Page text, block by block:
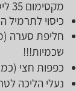
מקסימום 35 ליטר !!!
כיסוי לתרמיל
חליפת סערה
שכמיות!!!
כפפות חצי
נעלי הליכה